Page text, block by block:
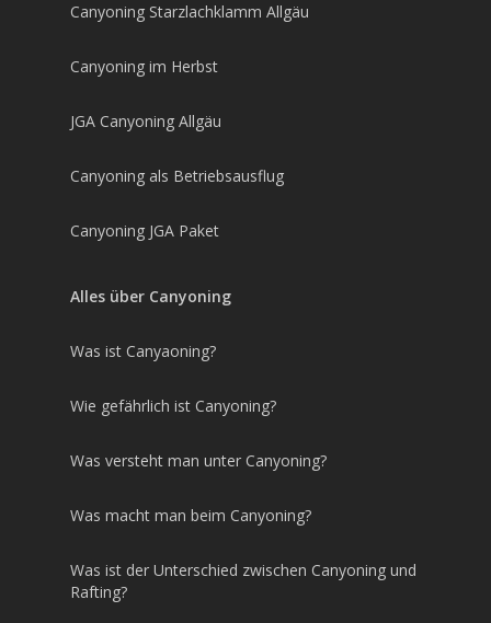
Canyoning Starzlachklamm Allgäu
Canyoning im Herbst
JGA Canyoning Allgäu
Canyoning als Betriebsausflug
Canyoning JGA Paket
Alles über Canyoning
Was ist Canyaoning?
Wie gefährlich ist Canyoning?
Was versteht man unter Canyoning?
Was macht man beim Canyoning?
Was ist der Unterschied zwischen Canyoning und
Rafting?